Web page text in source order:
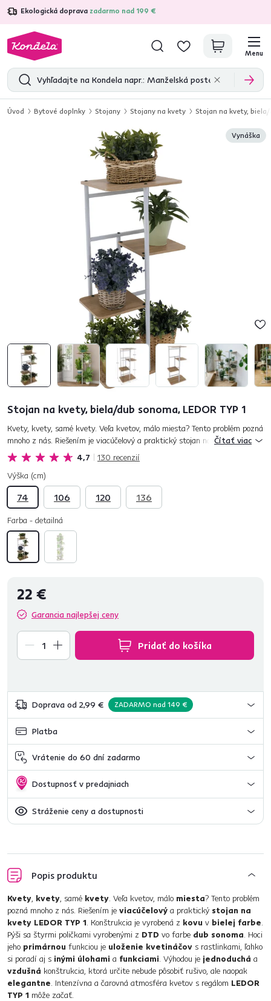
Ekologická doprava zadarmo nad 199 €
4,7 31 285overených produktových recenzií
Menu
Úvod Bytové doplnky Stojany Stojany na kvety Stojan na kvety, biela/
Vynáška
Stojan na kvety, biela/dub sonoma, LEDOR TYP 1
4,7 130 recenzií
Kvety, kvety, samé kvety. Veľa kvetov, málo miesta? Tento problém pozná
mnoho z nás. Riešením je viacúčelový a praktický stojan na kvety LEDOR
TYP 1. Konštrukcia je vyrobená z kovu v bielej farbe....
Čítať viac
Výška (cm)
74 106 120 136
Farba - detailná
22 €
Garancia najlepšej ceny
Pridať do košíka
Doprava od 2,99 € ZADARMO nad 149 €
Platba
Vrátenie do 60 dní zadarmo
Dostupnosť v predajniach
Stráženie ceny a dostupnosti
Popis produktu
Kvety, kvety, samé kvety. Veľa kvetov, málo miesta? Tento problém
pozná mnoho z nás. Riešením je viacúčelový a praktický stojan na
kvety LEDOR TYP 1. Konštrukcia je vyrobená z kovu v bielej farbe.
Pýši sa štyrmi poličkami vyrobenými z DTD vo farbe dub sonoma. Hoci
jeho primárnou funkciou je uloženie kvetináčov s rastlinkami, ľahko
si poradí aj s inými úlohami a funkciami. Výhodou je jednoduchá a
vzdušná konštrukcia, ktorá určite nebude pôsobiť rušivo, ale naopak
elegantne. Intenzívna a čarovná atmosféra kvetov s regálom LEDOR
TYP 1 môže začať.